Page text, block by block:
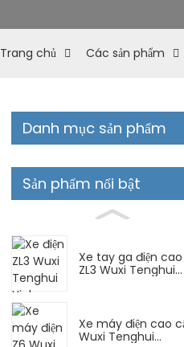
Trang chủ Các sản phẩm
Danh mục sản phẩm
Sản phẩm nổi bật
Xe tay ga điện cao
ZL3 Wuxi Tenghui...
Xe máy điện cao
Wuxi Tenghui...
Loading...
Loading...